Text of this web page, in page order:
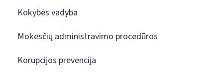
Kokybės vadyba
Mokesčių administravimo procedūros
Korupcijos prevencija